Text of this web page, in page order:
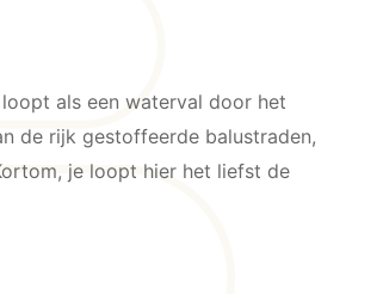
als een waterval door het
de rijk gestoffeerde balustraden,
je loopt hier het liefst de